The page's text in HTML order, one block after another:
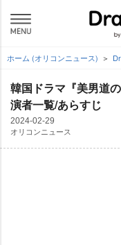
ホーム (オリコンニュース)
韓国ドラマ『美男道
演者一覧/あらすじ
2024-02-29
オリコンニュース